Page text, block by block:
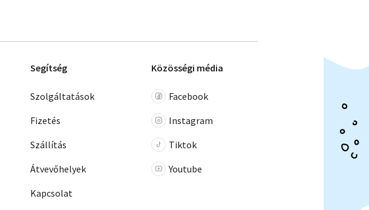
Segítség
Szolgáltatások
Fizetés
Szállítás
Átvevőhelyek
Kapcsolat
Közösségi média
Facebook
Instagram
Tiktok
Youtube